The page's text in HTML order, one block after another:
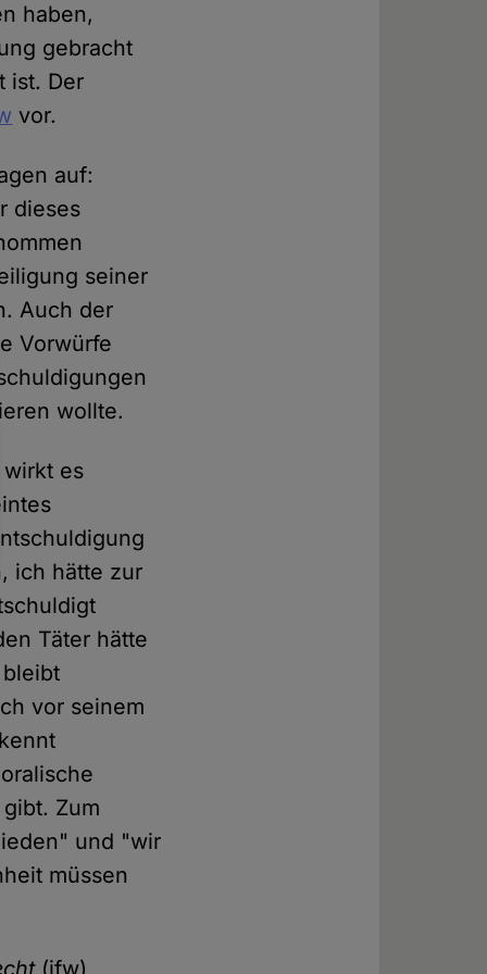
haben,
gebracht
ist. Der
vor.
auf:
dieses
seiner
Auch der
Vorwürfe
wollte.
es
ich hätte zur
Täter hätte
vor seinem
Zum
und "wir
müssen